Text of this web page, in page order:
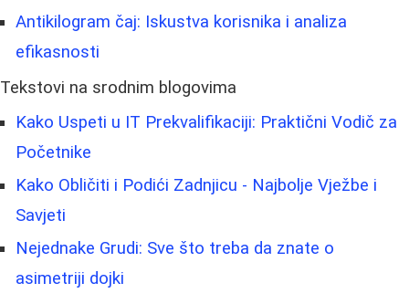
Antikilogram čaj: Iskustva korisnika i analiza
efikasnosti
Tekstovi na srodnim blogovima
Kako Uspeti u IT Prekvalifikaciji: Praktični Vodič za
Početnike
Kako Obličiti i Podići Zadnjicu - Najbolje Vježbe i
Savjeti
Nejednake Grudi: Sve što treba da znate o
asimetriji dojki